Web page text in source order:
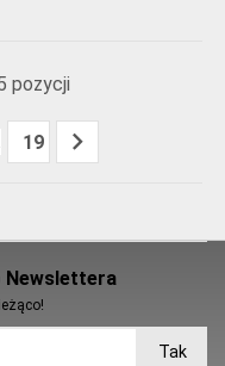
pozycji
19 
Newslettera